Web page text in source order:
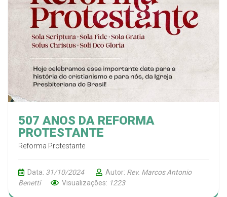
507 ANOS DA REFORMA
PROTESTANTE
Reforma Protestante
Data: 31/10/2024 Autor: Rev. Marcos Antonio
Benetti
Visualizações: 1223